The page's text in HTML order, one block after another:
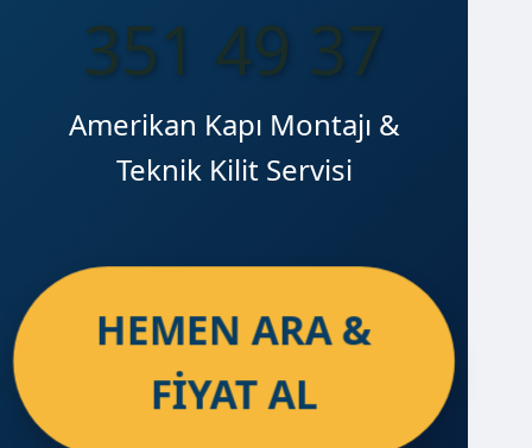
351 49 37
Amerikan Kapı Montajı &
Teknik Kilit Servisi
HEMEN ARA &
FİYAT AL